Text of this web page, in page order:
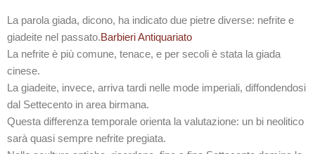
La parola giada, dicono, ha indicato due pietre diverse: nefrite e
giadeite nel passato.Barbieri Antiquariato
La nefrite è più comune, tenace, e per secoli è stata la giada
cinese.
La giadeite, invece, arriva tardi nelle mode imperiali, diffondendosi
dal Settecento in area birmana.
Questa differenza temporale orienta la valutazione: un bi neolitico
sarà quasi sempre nefrite pregiata.